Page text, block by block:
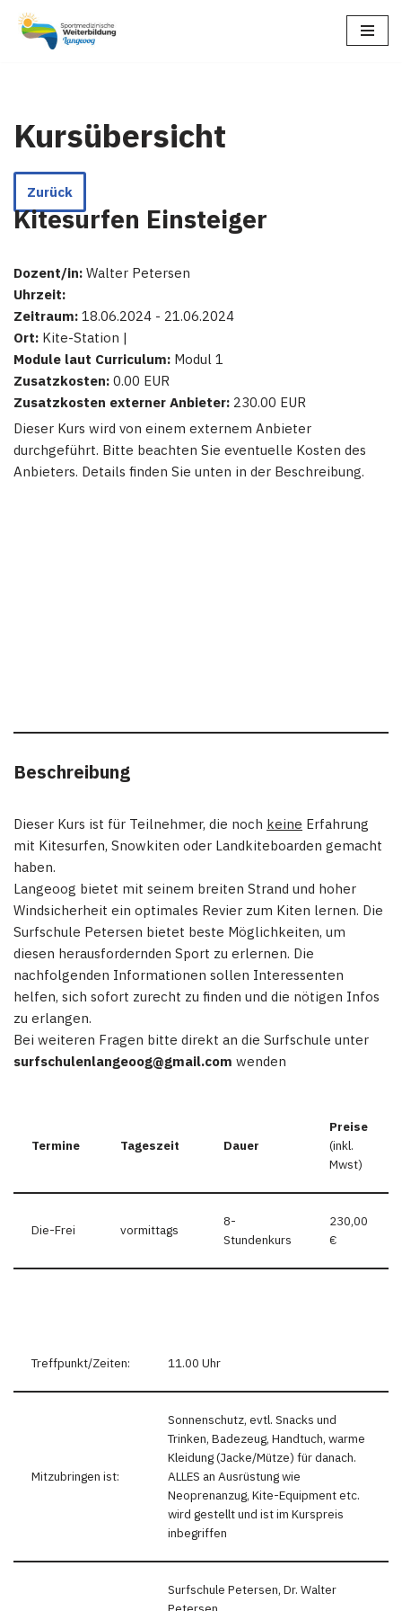
Kursübersicht
Zurück
Kitesurfen Einsteiger
Dozent/in: Walter Petersen
Uhrzeit:
Zeitraum: 18.06.2024 - 21.06.2024
Ort: Kite-Station |
Module laut Curriculum: Modul 1
Zusatzkosten: 0.00 EUR
Zusatzkosten externer Anbieter: 230.00 EUR
Dieser Kurs wird von einem externem Anbieter
durchgeführt. Bitte beachten Sie eventuelle Kosten des
Anbieters. Details finden Sie unten in der Beschreibung.
Beschreibung
Dieser Kurs ist für Teilnehmer, die noch keine Erfahrung
mit Kitesurfen, Snowkiten oder Landkiteboarden gemacht
haben.
Langeoog bietet mit seinem breiten Strand und hoher
Windsicherheit ein optimales Revier zum Kiten lernen. Die
Surfschule Petersen bietet beste Möglichkeiten, um
diesen herausfordernden Sport zu erlernen. Die
nachfolgenden Informationen sollen Interessenten
helfen, sich sofort zurecht zu finden und die nötigen Infos
zu erlangen.
Bei weiteren Fragen bitte direkt an die Surfschule unter
surfschulenlangeoog@gmail.com wenden
Termine Tageszeit Dauer
Preise
(inkl.
Mwst)
Die-Frei vormittags
8-
Stundenkurs
230,00
€
Treffpunkt/Zeiten: 11.00 Uhr
Mitzubringen ist:
Sonnenschutz, evtl. Snacks und
Trinken, Badezeug, Handtuch, warme
Kleidung (Jacke/Mütze) für danach.
ALLES an Ausrüstung wie
Neoprenanzug, Kite-Equipment etc.
wird gestellt und ist im Kurspreis
inbegriffen
Surfschule Petersen, Dr. Walter